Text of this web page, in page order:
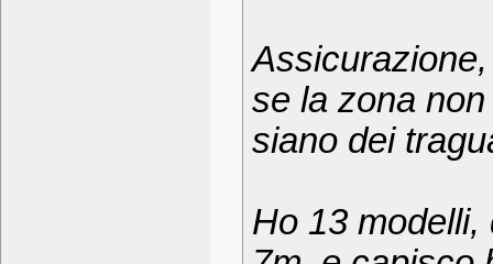
se la zona
siano dei
Ho 13